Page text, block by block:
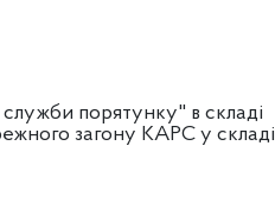
порятунку" в складі
загону КАРС у складі